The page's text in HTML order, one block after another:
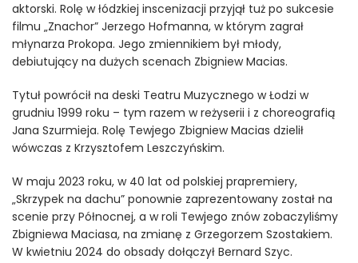
aktorski. Rolę w łódzkiej inscenizacji przyjął tuż po sukcesie
filmu „Znachor” Jerzego Hofmanna, w którym zagrał
młynarza Prokopa. Jego zmiennikiem był młody,
debiutujący na dużych scenach Zbigniew Macias.
Tytuł powrócił na deski Teatru Muzycznego w Łodzi w
grudniu 1999 roku – tym razem w reżyserii i z choreografią
Jana Szurmieja. Rolę Tewjego Zbigniew Macias dzielił
wówczas z Krzysztofem Leszczyńskim.
W maju 2023 roku, w 40 lat od polskiej prapremiery,
„Skrzypek na dachu” ponownie zaprezentowany został na
scenie przy Północnej, a w roli Tewjego znów zobaczyliśmy
Zbigniewa Maciasa, na zmianę z Grzegorzem Szostakiem.
W kwietniu 2024 do obsady dołączył Bernard Szyc.